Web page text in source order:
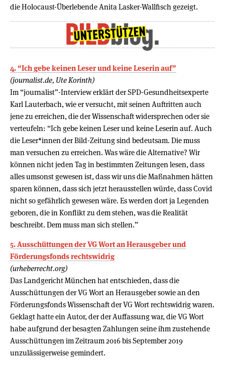
die Holocaust-Überlebende Anita Lasker-Wallfisch gezeigt.
4. “Ich gebe keinen Leser und keine Leserin auf”
(journalist.de, Ute Korinth)
Im “journalist”-Interview erklärt der SPD-Gesundheitsexperte
Karl Lauterbach, wie er versucht, mit seinen Auftritten auch
jene zu erreichen, die der Wissenschaft widersprechen oder sie
verteufeln: “Ich gebe keinen Leser und keine Leserin auf. Auch
die Leser*innen der Bild-Zeitung sind bedeutsam. Die muss
man versuchen zu erreichen. Was wäre die Alternative? Wir
können nicht jeden Tag in bestimmten Zeitungen lesen, dass
alles umsonst gewesen ist, dass wir uns die Maßnahmen hätten
sparen können, dass sich jetzt herausstellen würde, dass Covid
nicht so gefährlich gewesen wäre. Es werden dort ja Legenden
geboren, die in Konflikt zu dem stehen, was die Realität
beschreibt. Dem muss man sich stellen.”
5. Ausschüttungen der VG Wort an Herausgeber und
Förderungsfonds rechtswidrig
(urheberrecht.org)
Das Landgericht München hat entschieden, dass die
Ausschüttungen der VG Wort an Herausgeber sowie an den
Förderungsfonds Wissenschaft der VG Wort rechtswidrig waren.
Geklagt hatte ein Autor, der der Auffassung war, die VG Wort
habe aufgrund der besagten Zahlungen seine ihm zustehende
Ausschüttungen im Zeitraum 2016 bis September 2019
unzulässigerweise gemindert.